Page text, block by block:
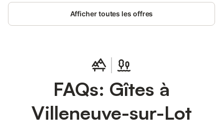
maison
Afficher toutes les offres
FAQs: Gîtes à
Villeneuve-sur-Lot